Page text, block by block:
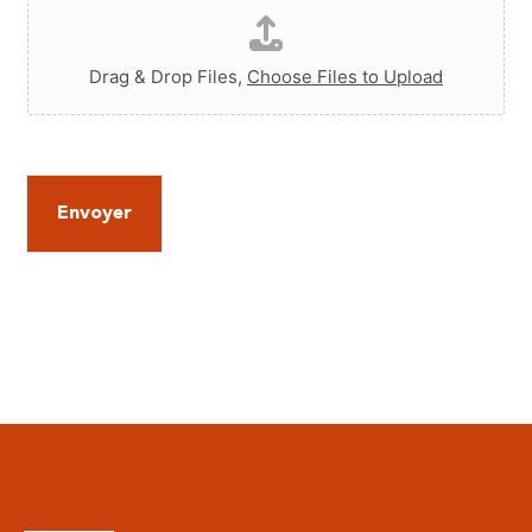
i
l
*
Drag & Drop Files, Choose Files to Upload
Envoyer